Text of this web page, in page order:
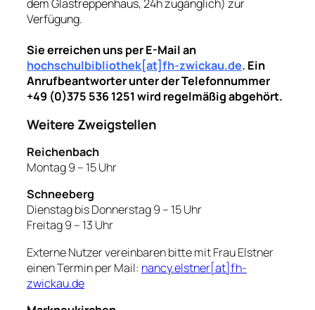
dem Glastreppenhaus, 24h zugänglich) zur
Verfügung.
Sie erreichen uns per E-Mail an
hochschulbibliothek[at]fh-zwickau.de. Ein
Anrufbeantworter unter der Telefonnummer
+49 (0)375 536 1251 wird regelmäßig abgehört.
Weitere Zweigstellen
Reichenbach
Montag 9 – 15 Uhr
Schneeberg
Dienstag bis Donnerstag 9 – 15 Uhr
Freitag 9 – 13 Uhr
Externe Nutzer vereinbaren bitte mit Frau Elstner
einen Termin per Mail: nancy.elstner[at]fh-
zwickau.de